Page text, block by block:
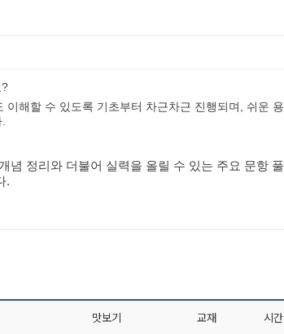
해할 수 있도록 기초부터 차근차근 진행되며, 쉬운 용
념 정리와 더불어 실력을 올릴 수 있는 주요 문항 풀
.
맛보기 교재 시간